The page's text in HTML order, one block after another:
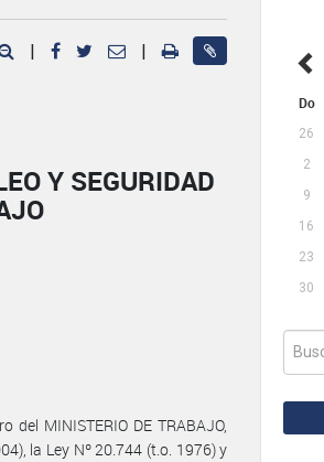
Do
26
2
9
16
23
30
| |
Y SEGURIDAD
del MINISTERIO DE TRABAJO,
la Ley Nº 20.744 (t.o. 1976) y